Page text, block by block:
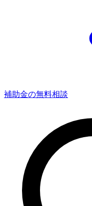
補助金の無料相談